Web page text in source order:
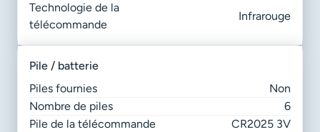
Technologie de la
télécommande
Infrarouge
pile / batterie
Piles fournies
Non
Nombre de piles
6
Pile de la télécommande
CR2025 3V